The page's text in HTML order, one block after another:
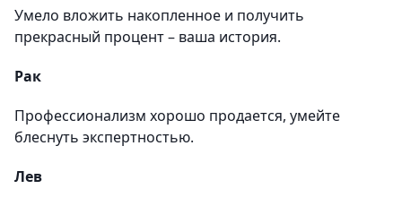
Умело вложить накопленное и получить
прекрасный процент – ваша история.
Рак
Профессионализм хорошо продается, умейте
блеснуть экспертностью.
Лев